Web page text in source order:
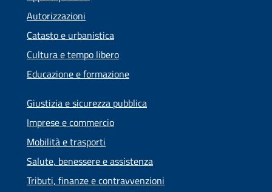
Autorizzazioni
Catasto e urbanistica
Cultura e tempo libero
Educazione e formazione
Giustizia e sicurezza pubblica
Imprese e commercio
Mobilità e trasporti
Salute, benessere e assistenza
Tributi, finanze e contravvenzioni